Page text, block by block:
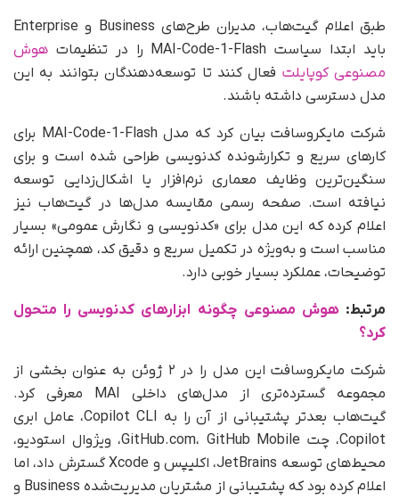
طبق اعلام گیت‌هاب، مدیران طرح‌های Business و Enterprise
باید ابتدا سیاست MAI-Code-1-Flash را در تنظیمات
هوش
مصنوعی کوپایلت فعال کنند تا توسعه‌دهندگان بتوانند به این
مدل دسترسی داشته باشند.
شرکت مایکروسافت بیان کرد که مدل MAI-Code-1-Flash برای
کارهای سریع و تکرارشونده کدنویسی طراحی شده است و برای
سنگین‌ترین وظایف معماری نرم‌افزار یا اشکال‌زدایی توسعه
نیافته است. صفحه رسمی مقایسه مدل‌ها در گیت‌هاب نیز
اعلام کرده که این مدل برای «کدنویسی و نگارش عمومی» بسیار
مناسب است و به‌ویژه در تکمیل سریع و دقیق کد، همچنین ارائه
توضیحات، عملکرد بسیار خوبی دارد.
مرتبط:هوش مصنوعی چگونه ابزارهای کدنویسی را متحول
کرد؟
شرکت مایکروسافت این مدل را در ۲ ژوئن به‌ عنوان بخشی از
مجموعه گسترده‌تری از مدل‌های داخلی MAI معرفی کرد.
گیت‌هاب بعدتر پشتیبانی از آن را به Copilot CLI، عامل ابری
Copilot، چت GitHub.com، GitHub Mobile، ویژوال استودیو،
محیط‌های توسعه JetBrains، اکلیپس و Xcode گسترش داد، اما
اعلام کرده بود که پشتیبانی از مشتریان مدیریت‌شده Business و